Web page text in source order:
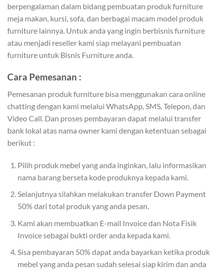
berpengalaman dalam bidang pembuatan produk furniture
meja makan, kursi, sofa, dan berbagai macam model produk
furniture lainnya. Untuk anda yang ingin berbisnis furniture
atau menjadi reseller kami siap melayani pembuatan
furniture untuk Bisnis Furniture anda.
Cara Pemesanan :
Pemesanan produk furniture bisa menggunakan cara online
chatting dengan kami melalui WhatsApp, SMS, Telepon, dan
Video Call. Dan proses pembayaran dapat melalui transfer
bank lokal atas nama owner kami dengan ketentuan sebagai
berikut :
Pilih produk mebel yang anda inginkan, lalu informasikan
nama barang berseta kode produknya kepada kami.
Selanjutnya silahkan melakukan transfer Down Payment
50% dari total produk yang anda pesan.
Kami akan membuatkan E-mail Invoice dan Nota Fisik
Invoice sebagai bukti order anda kepada kami.
Sisa pembayaran 50% dapat anda bayarkan ketika produk
mebel yang anda pesan sudah selesai siap kirim dan anda